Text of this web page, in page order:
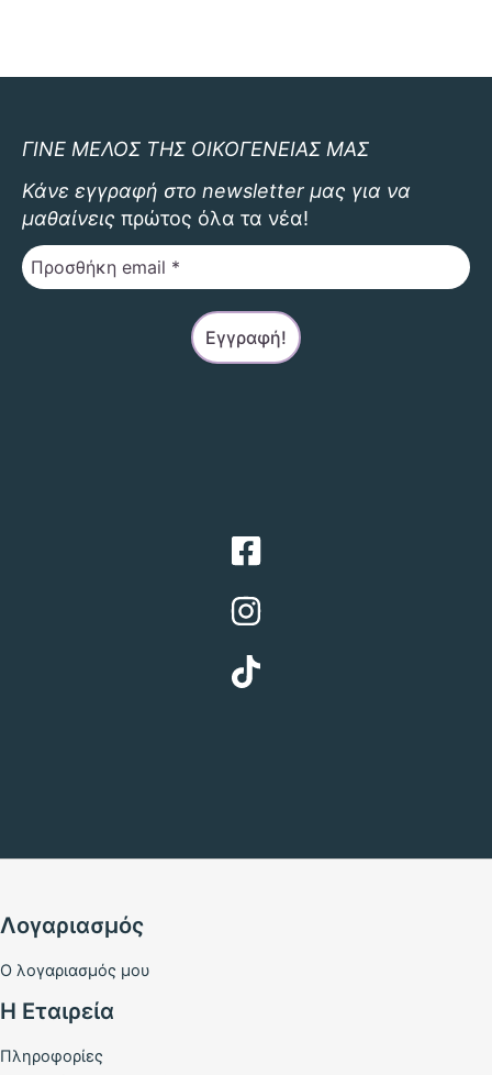
ΓΙΝΕ ΜΕΛΟΣ ΤΗΣ ΟΙΚΟΓΕΝΕΙΑΣ ΜΑΣ
Κάνε εγγραφή στο newsletter μας για να
μαθαίνεις πρώτος όλα τα νέα!
Λογαριασμός
Ο λογαριασμός μου
Η Εταιρεία
Πληροφορίες